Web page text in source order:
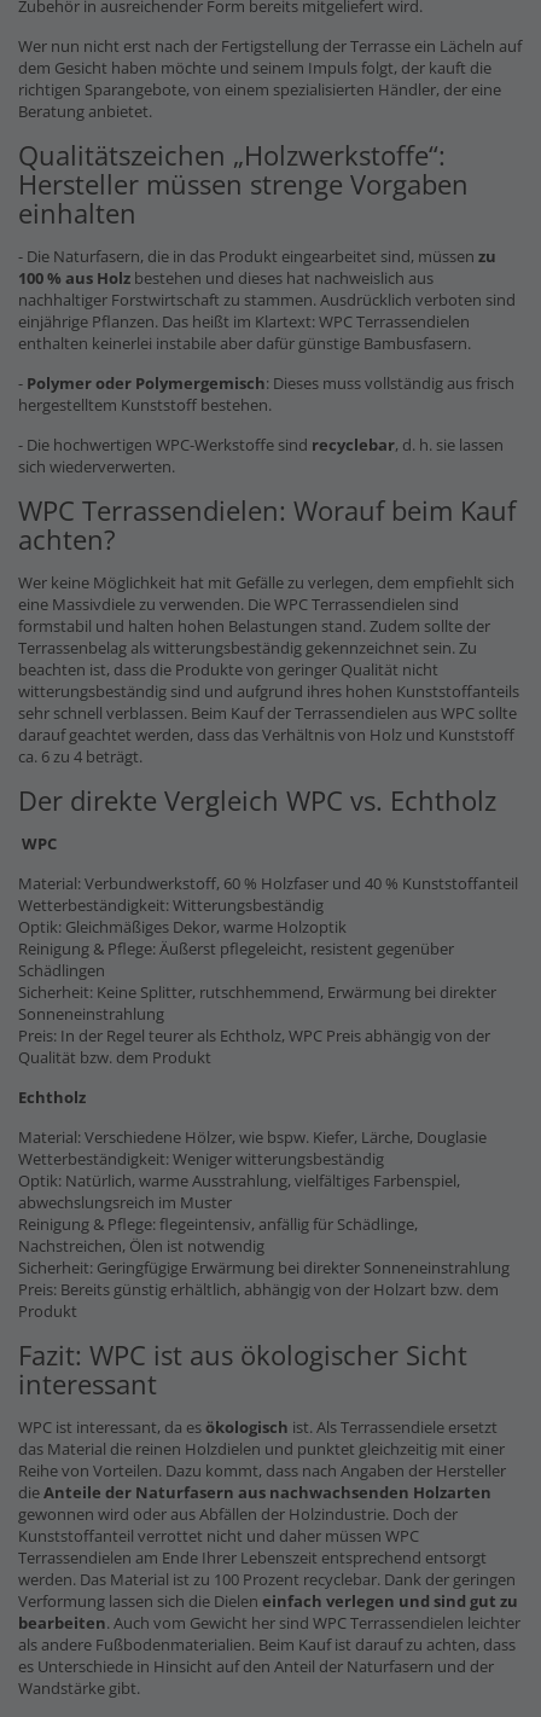
Zubehör in ausreichender Form bereits mitgeliefert wird.
Wer nun nicht erst nach der Fertigstellung der Terrasse ein Lächeln auf
dem Gesicht haben möchte und seinem Impuls folgt, der kauft die
richtigen Sparangebote, von einem spezialisierten Händler, der eine
Beratung anbietet.
Qualitätszeichen „Holzwerkstoffe“:
Hersteller müssen strenge Vorgaben
einhalten
- Die Naturfasern, die in das Produkt eingearbeitet sind, müssen zu
100 % aus Holz bestehen und dieses hat nachweislich aus
nachhaltiger Forstwirtschaft zu stammen. Ausdrücklich verboten sind
einjährige Pflanzen. Das heißt im Klartext: WPC Terrassendielen
enthalten keinerlei instabile aber dafür günstige Bambusfasern.
- Polymer oder Polymergemisch: Dieses muss vollständig aus frisch
hergestelltem Kunststoff bestehen.
- Die hochwertigen WPC-Werkstoffe sind recyclebar, d. h. sie lassen
sich wiederverwerten.
WPC Terrassendielen: Worauf beim Kauf
achten?
Wer keine Möglichkeit hat mit Gefälle zu verlegen, dem empfiehlt sich
eine Massivdiele zu verwenden. Die WPC Terrassendielen sind
formstabil und halten hohen Belastungen stand. Zudem sollte der
Terrassenbelag als witterungsbeständig gekennzeichnet sein. Zu
beachten ist, dass die Produkte von geringer Qualität nicht
witterungsbeständig sind und aufgrund ihres hohen Kunststoffanteils
sehr schnell verblassen. Beim Kauf der Terrassendielen aus WPC sollte
darauf geachtet werden, dass das Verhältnis von Holz und Kunststoff
ca. 6 zu 4 beträgt.
Der direkte Vergleich WPC vs. Echtholz
WPC
Material: Verbundwerkstoff, 60 % Holzfaser und 40 % Kunststoffanteil
Wetterbeständigkeit: Witterungsbeständig
Optik: Gleichmäßiges Dekor, warme Holzoptik
Reinigung & Pflege: Äußerst pflegeleicht, resistent gegenüber
Schädlingen
Sicherheit: Keine Splitter, rutschhemmend, Erwärmung bei direkter
Sonneneinstrahlung
Preis: In der Regel teurer als Echtholz, WPC Preis abhängig von der
Qualität bzw. dem Produkt
Echtholz
Material: Verschiedene Hölzer, wie bspw. Kiefer, Lärche, Douglasie
Wetterbeständigkeit: Weniger witterungsbeständig
Optik: Natürlich, warme Ausstrahlung, vielfältiges Farbenspiel,
abwechslungsreich im Muster
Reinigung & Pflege: flegeintensiv, anfällig für Schädlinge,
Nachstreichen, Ölen ist notwendig
Sicherheit: Geringfügige Erwärmung bei direkter Sonneneinstrahlung
Preis: Bereits günstig erhältlich, abhängig von der Holzart bzw. dem
Produkt
Fazit: WPC ist aus ökologischer Sicht
interessant
WPC ist interessant, da esökologisch ist. Als Terrassendiele ersetzt
das Material die reinen Holzdielen und punktet gleichzeitig mit einer
Reihe von Vorteilen. Dazu kommt, dass nach Angaben der Hersteller
dieAnteile der Naturfasern aus nachwachsenden Holzarten
gewonnen wird oder aus Abfällen der Holzindustrie. Doch der
Kunststoffanteil verrottet nicht und daher müssen WPC
Terrassendielen am Ende Ihrer Lebenszeit entsprechend entsorgt
werden. Das Material ist zu 100 Prozent recyclebar. Dank der geringen
Verformung lassen sich die Dielen einfach verlegen und sind gut zu
bearbeiten. Auch vom Gewicht her sind WPC Terrassendielen leichter
als andere Fußbodenmaterialien. Beim Kauf ist darauf zu achten, dass
es Unterschiede in Hinsicht auf den Anteil der Naturfasern und der
Wandstärke gibt.